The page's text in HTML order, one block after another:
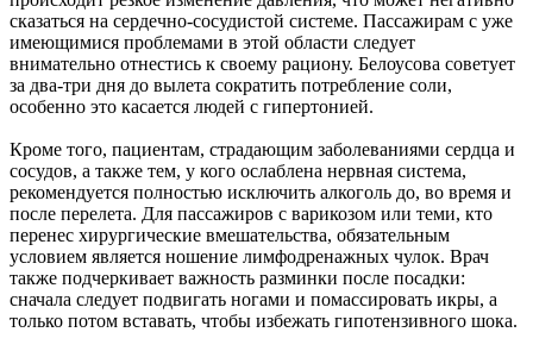
сказаться на сердечно-сосудистой системе. Пассажирам с уже
имеющимися проблемами в этой области следует
внимательно отнестись к своему рациону. Белоусова советует
за два-три дня до вылета сократить потребление соли,
особенно это касается людей с гипертонией.
Кроме того, пациентам, страдающим заболеваниями сердца и
сосудов, а также тем, у кого ослаблена нервная система,
рекомендуется полностью исключить алкоголь до, во время и
после перелета. Для пассажиров с варикозом или теми, кто
перенес хирургические вмешательства, обязательным
условием является ношение лимфодренажных чулок. Врач
также подчеркивает важность разминки после посадки:
сначала следует подвигать ногами и помассировать икры, а
только потом вставать, чтобы избежать гипотензивного шока.